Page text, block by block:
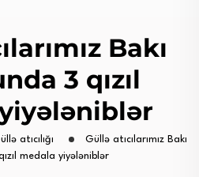
Bakı
3 qızıl
atıcılığı
Güllə atıcılarımız Bakı
medala yiyələniblər